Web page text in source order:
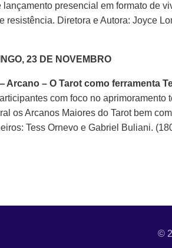
lançamento presencial em formato de
resistência. Diretora e Autora: Joyce
23 DE NOVEMBRO
Arcano – O Tarot como ferramenta
com foco no
os Arcanos Maiores do Tarot bem
Tess Ornevo e Gabriel Buliani.
©